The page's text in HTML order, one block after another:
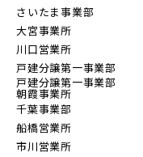
都営大江戸線
東葉高速鉄道
JR常磐線 [各駅
JR常磐線 [快速]
見学OK
【予告広告】リー
指定なし
販売開始前の物
さいたま事業部
大宮事業所
川口営業所
戸建分譲第一事業部
戸建分譲第一事業部
朝霞事業所
千葉事業部
船橋営業所
市川営業所